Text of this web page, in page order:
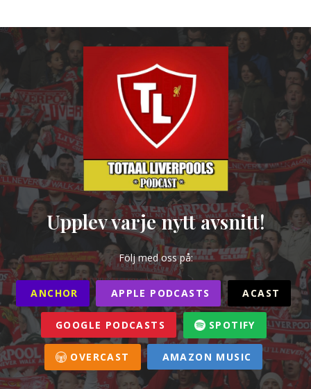
Upplev varje nytt avsnitt!
Följ med oss på:
ANCHOR APPLE PODCASTS ACAST
GOOGLE PODCASTS SPOTIFY
OVERCAST AMAZON MUSIC